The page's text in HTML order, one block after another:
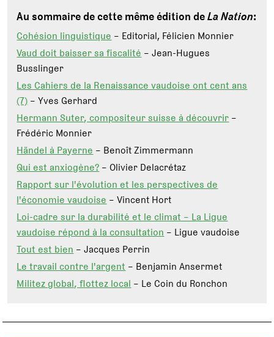
Au sommaire de cette même édition deLa Nation:
Cohésion linguistique– Editorial, Félicien Monnier
Vaud doit baisser sa fiscalité– Jean-Hugues
Busslinger
Les Cahiers de la Renaissance vaudoise ont cent ans
(7)– Yves Gerhard
Hermann Suter, compositeur suisse à découvrir–
Frédéric Monnier
Händel à Payerne– Benoît Zimmermann
Qui est anxiogène?– Olivier Delacrétaz
Rapport sur l'évolution et les perspectives de
l'économie vaudoise– Vincent Hort
Loi-cadre sur la durabilité et le climat – La Ligue
vaudoise répond à la consultation– Ligue vaudoise
Tout est bien– Jacques Perrin
Le travail contre l'argent– Benjamin Ansermet
Militez global, flottez local– Le Coin du Ronchon